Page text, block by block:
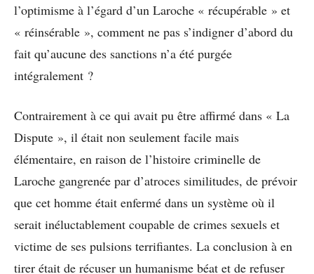
l’optimisme à l’égard d’un Laroche « récupérable » et
« réinsérable », comment ne pas s’indigner d’abord du
fait qu’aucune des sanctions n’a été purgée
intégralement ?
Contrairement à ce qui avait pu être affirmé dans « La
Dispute », il était non seulement facile mais
élémentaire, en raison de l’histoire criminelle de
Laroche gangrenée par d’atroces similitudes, de prévoir
que cet homme était enfermé dans un système où il
serait inéluctablement coupable de crimes sexuels et
victime de ses pulsions terrifiantes. La conclusion à en
tirer était de récuser un humanisme béat et de refuser